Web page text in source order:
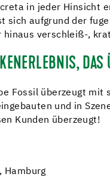
in jeder Hinsicht
sich aufgrund der
verschleiß-,
DAS
Fossil überzeugt
und in
Kunden überzeugt!
Hamburg